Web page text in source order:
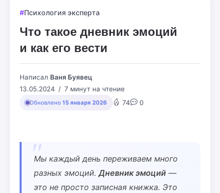
Психология эксперта
Что такое дневник эмоций
и как его вести
Написал Ваня Буявец
13.05.2024
7 минут на чтение
Обновлено 15 января 2026 74 0
Мы каждый день переживаем много
разных эмоций.Дневник эмоций —
это не просто записная книжка. Это